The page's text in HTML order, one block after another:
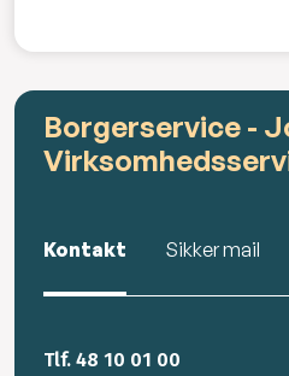
Borgerservice -
Kontakt Sikker mail
Tlf. 48 10 01 00